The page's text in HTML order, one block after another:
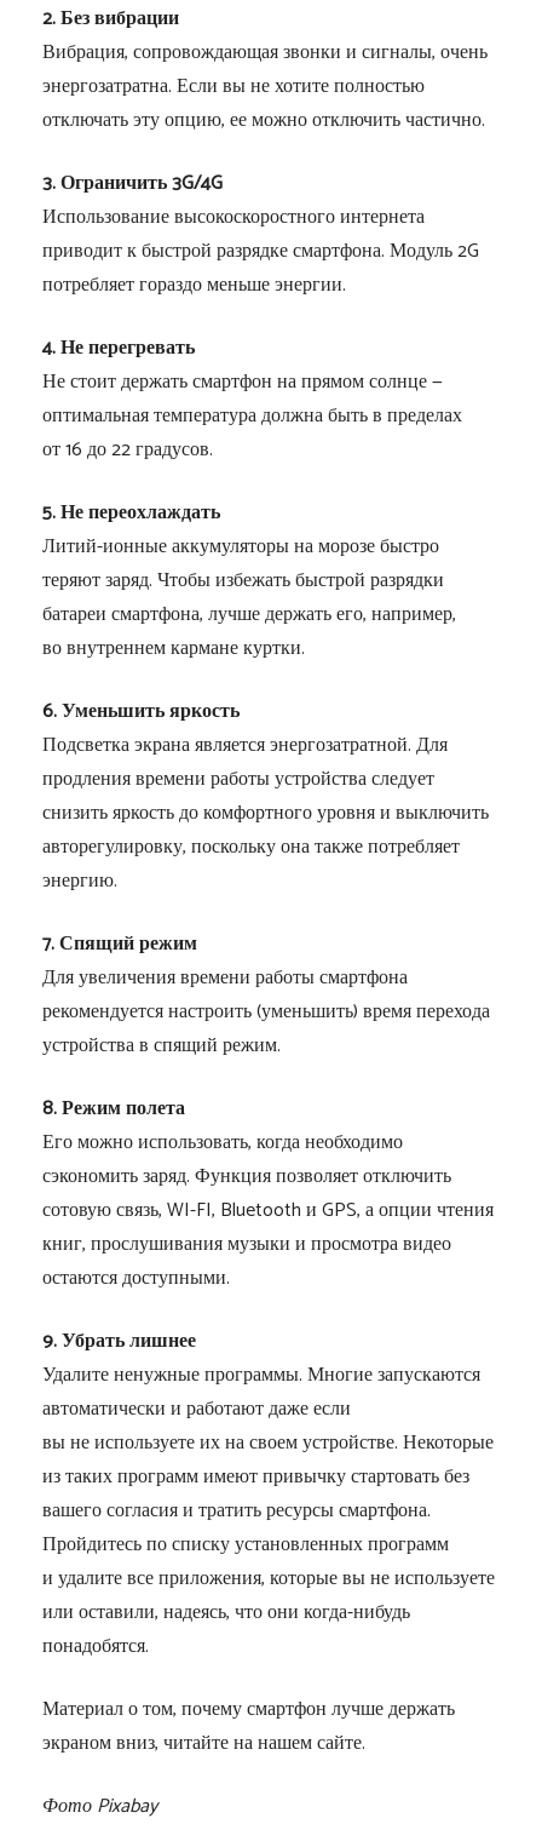
2. Без вибрации
Вибрация, сопровождающая звонки и сигналы, очень
энергозатратна. Если вы не хотите полностью
отключать эту опцию, ее можно отключить частично.
3. Ограничить 3G/4G
Использование высокоскоростного интернета
приводит к быстрой разрядке смартфона. Модуль 2G
потребляет гораздо меньше энергии.
4. Не перегревать
Не стоит держать смартфон на прямом солнце —
оптимальная температура должна быть в пределах
от 16 до 22 градусов.
5. Не переохлаждать
Литий-ионные аккумуляторы на морозе быстро
теряют заряд. Чтобы избежать быстрой разрядки
батареи смартфона, лучше держать его, например,
во внутреннем кармане куртки.
6. Уменьшить яркость
Подсветка экрана является энергозатратной. Для
продления времени работы устройства следует
снизить яркость до комфортного уровня и выключить
авторегулировку, поскольку она также потребляет
энергию.
7. Спящий режим
Для увеличения времени работы смартфона
рекомендуется настроить (уменьшить) время перехода
устройства в спящий режим.
8. Режим полета
Его можно использовать, когда необходимо
сэкономить заряд. Функция позволяет отключить
сотовую связь, WI-FI, Bluetooth и GPS, а опции чтения
книг, прослушивания музыки и просмотра видео
остаются доступными.
9. Убрать лишнее
Удалите ненужные программы. Многие запускаются
автоматически и работают даже если
вы не используете их на своем устройстве. Некоторые
из таких программ имеют привычку стартовать без
вашего согласия и тратить ресурсы смартфона.
Пройдитесь по списку установленных программ
и удалите все приложения, которые вы не используете
или оставили, надеясь, что они когда-нибудь
понадобятся.
Материал о том, почему смартфон лучше держать
экраном вниз, читайте на нашем сайте.
Фото Pixabay